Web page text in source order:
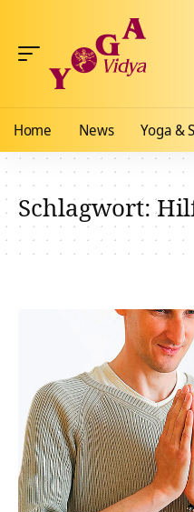
Home News Yoga &
Schlagwort: